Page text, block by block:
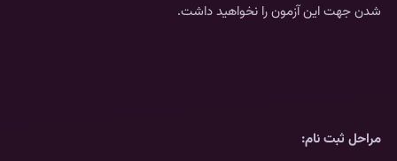
شدن جهت این آزمون را نخواهید داشت.
مراحل ثبت نام: